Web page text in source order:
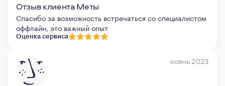
Отзыв клиента Меты
Спасибо за возможность встречаться со специалистом
оффлайн, это важный опыт
Оценка сервиса
осень 2023